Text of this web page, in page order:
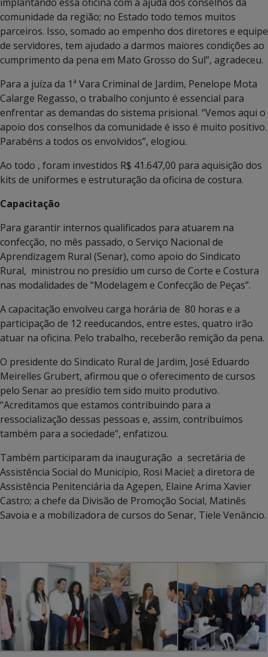
comunidade da região; no Estado todo temos muitos
parceiros. Isso, somado ao empenho dos diretores e equipe
de servidores, tem ajudado a darmos maiores condições ao
cumprimento da pena em Mato Grosso do Sul”, agradeceu.
Para a juíza da 1ª Vara Criminal de Jardim, Penelope Mota
Calarge Regasso, o trabalho conjunto é essencial para
enfrentar as demandas do sistema prisional. “Vemos aqui o
apoio dos conselhos da comunidade é isso é muito positivo.
Parabéns a todos os envolvidos”, elogiou.
Ao todo , foram investidos R$ 41.647,00 para aquisição dos
kits de uniformes e estruturação da oficina de costura.
Capacitação
Para garantir internos qualificados para atuarem na
confecção, no mês passado, o Serviço Nacional de
Aprendizagem Rural (Senar), como apoio do Sindicato
Rural, ministrou no presídio um curso de Corte e Costura
nas modalidades de “Modelagem e Confecção de Peças”.
A capacitação envolveu carga horária de 80 horas e a
participação de 12 reeducandos, entre estes, quatro irão
atuar na oficina. Pelo trabalho, receberão remição da pena.
O presidente do Sindicato Rural de Jardim, José Eduardo
Meirelles Grubert, afirmou que o oferecimento de cursos
pelo Senar ao presídio tem sido muito produtivo.
“Acreditamos que estamos contribuindo para a
ressocialização dessas pessoas e, assim, contribuímos
também para a sociedade”, enfatizou.
Também participaram da inauguração a secretária de
Assistência Social do Município, Rosi Maciel; a diretora de
Assistência Penitenciária da Agepen, Elaine Arima Xavier
Castro; a chefe da Divisão de Promoção Social, Matinês
Savoia e a mobilizadora de cursos do Senar, Tiele Venâncio.